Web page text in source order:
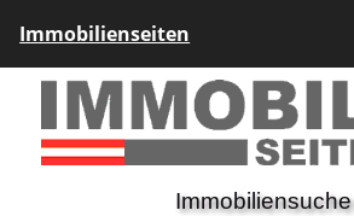
Immobilienseiten
Immobiliensuche